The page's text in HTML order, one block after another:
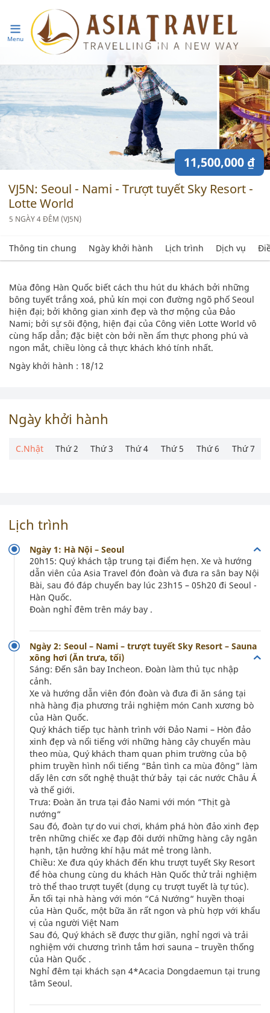
Menu
11,500,000 ₫
VJ5N: Seoul - Nami - Trượt tuyết Sky Resort -
Lotte World
5 NGÀY 4 ĐÊM (VJ5N)
Thông tin chung Ngày khởi hành Lịch trình Dịch vụ
Mùa đông Hàn Quốc biết cách thu hút du khách bởi những
bông tuyết trắng xoá, phủ kín mọi con đường ngõ phố Seoul
hiện đại; bởi không gian xinh đẹp và thơ mộng của Đảo
Nami; bởi sự sôi động, hiện đại của Công viên Lotte World vô
cùng hấp dẫn; đặc biệt còn bởi nền ẩm thực phong phú và
ngon mắt, chiều lòng cả thực khách khó tính nhất.
Ngày khởi hành : 18/12
Ngày khởi hành
C.Nhật Thứ 2 Thứ 3 Thứ 4 Thứ 5 Thứ 6 Thứ 7
Lịch trình
Ngày 1: Hà Nội – Seoul
20h15: Quý khách tập trung tại điểm hẹn. Xe và hướng
dẫn viên của Asia Travel đón đoàn và đưa ra sân bay Nội
Bài, sau đó đáp chuyến bay lúc 23h15 – 05h20 đi Seoul -
Hàn Quốc.
Đoàn nghỉ đêm trên máy bay .
Ngày 2: Seoul – Nami – trượt tuyết Sky Resort – Sauna
xông hơi (Ăn trưa, tối)
Sáng: Đến sân bay Incheon. Đoàn làm thủ tục nhập
cảnh.
Xe và hướng dẫn viên đón đoàn và đưa đi ăn sáng tại
nhà hàng địa phương trải nghiệm món Canh xương bò
của Hàn Quốc.
Quý khách tiếp tục hành trình với Đảo Nami – Hòn đảo
xinh đẹp và nổi tiếng với những hàng cây chuyển màu
theo mùa, Quý khách tham quan phim trường của bộ
phim truyền hình nổi tiếng “Bản tình ca mùa đông” làm
dấy lên cơn sốt nghệ thuật thứ bảy tại các nước Châu Á
và thế giới.
Trưa: Đoàn ăn trưa tại đảo Nami với món “Thịt gà
nướng“
Sau đó, đoàn tự do vui chơi, khám phá hòn đảo xinh đẹp
trên những chiếc xe đạp đôi dưới những hàng cây ngân
hạnh, tận hưởng khí hậu mát mẻ trong lành.
Chiều: Xe đưa qúy khách đến khu trượt tuyết Sky Resort
để hòa chung cùng du khách Hàn Quốc thử trải nghiệm
trò thể thao trượt tuyết (dụng cụ trượt tuyết là tự túc).
Ăn tối tại nhà hàng với món “Cá Nướng“ huyền thoại
của Hàn Quốc, một bữa ăn rất ngon và phù hợp với khẩu
vị của người Việt Nam
Sau đó, Quý khách sẽ được thư giãn, nghỉ ngơi và trải
nghiệm với chương trình tắm hơi sauna – truyền thống
của Hàn Quốc .
Nghỉ đêm tại khách sạn 4*Acacia Dongdaemun tại trung
tâm Seoul.